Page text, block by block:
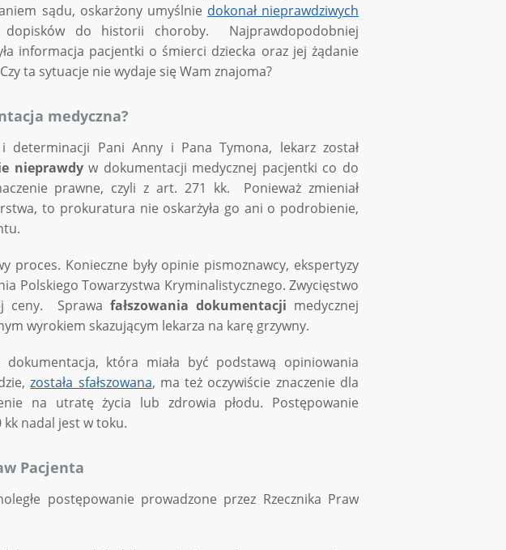
sądu, oskarżony umyślnie dokonał nieprawdziwych
do historii choroby. Najprawdopodobniej
informacja pacjentki o śmierci dziecka oraz jej żądanie
ta sytuacje nie wydaje się Wam znajoma?
medyczna?
determinacji Pani Anny i Pana Tymona, lekarz został
nieprawdyw dokumentacji medycznej pacjentki co do
prawne, czyli z art. 271 kk. Ponieważ zmieniał
to prokuratura nie oskarżyła go ani o podrobienie,
proces. Konieczne były opinie pismoznawcy, ekspertyzy
Polskiego Towarzystwa Kryminalistycznego. Zwycięstwo
ceny. Sprawa fałszowania dokumentacji medycznej
wyrokiem skazującym lekarza na karę grzywny.
która miała być podstawą opiniowania
została sfałszowana, ma też oczywiście znaczenie dla
na utratę życia lub zdrowia płodu. Postępowanie
kk nadal jest w toku.
Pacjenta
postępowanie prowadzone przez Rzecznika Praw